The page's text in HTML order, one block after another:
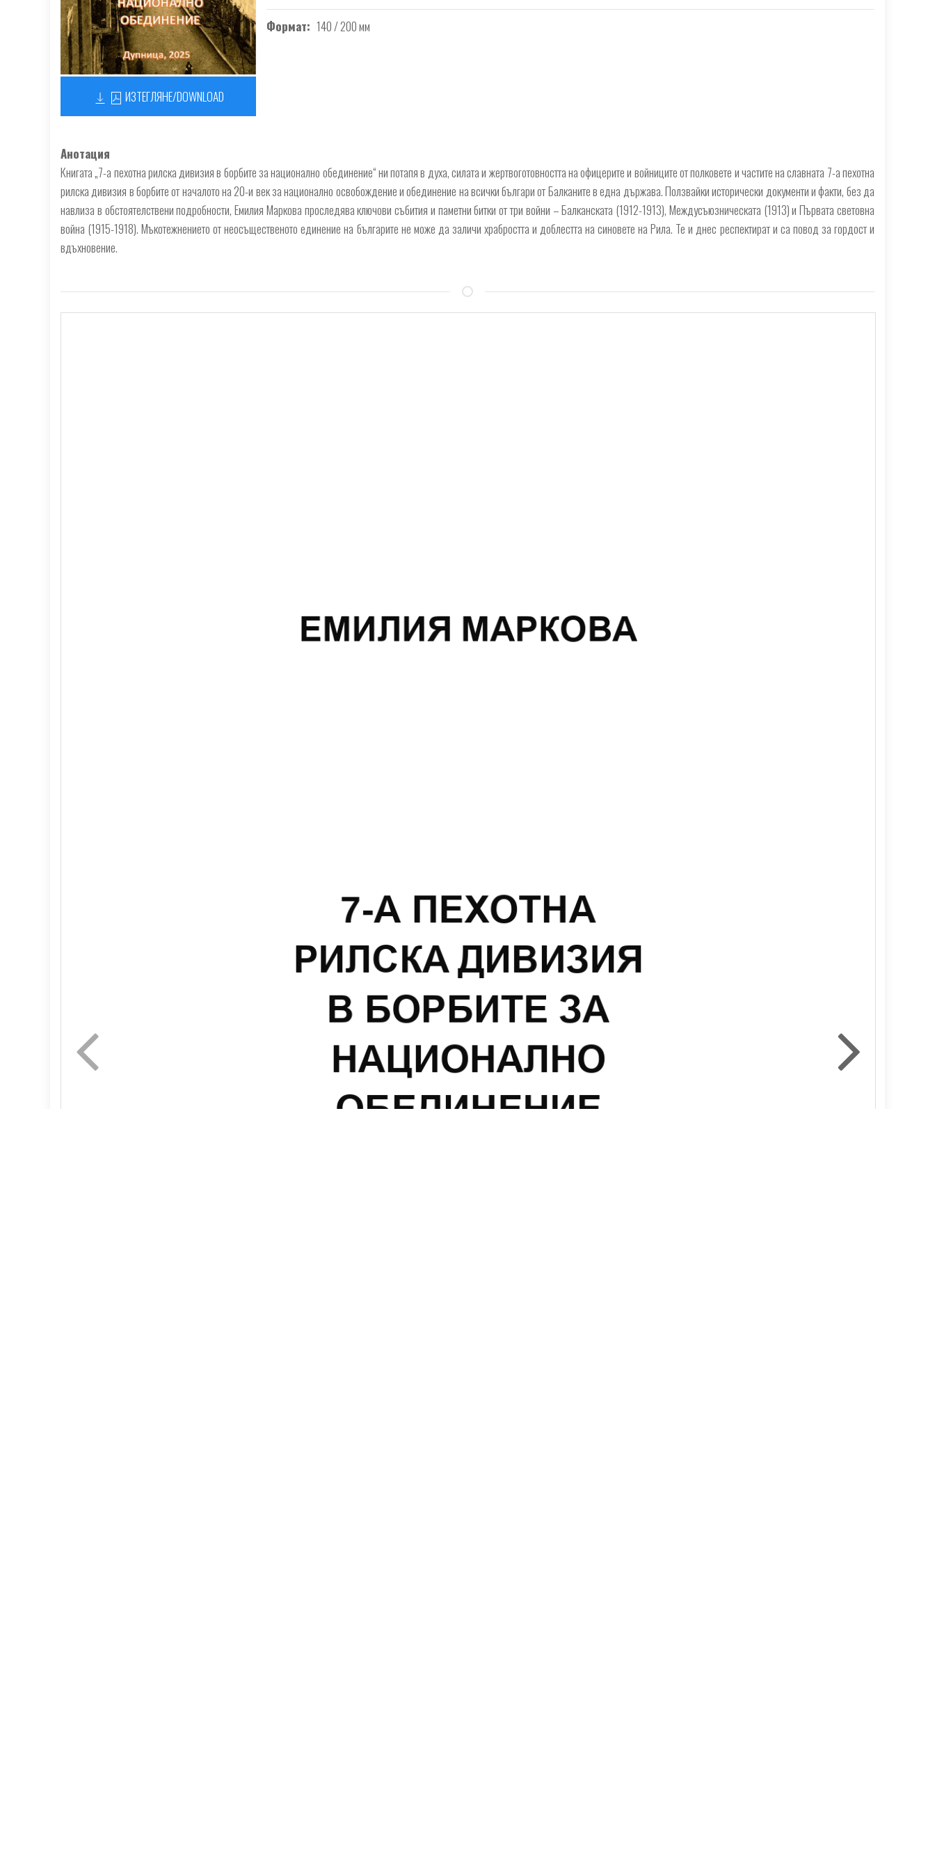
ИЗТЕГЛЯНЕ/DOWNLOAD
Формат 140 / 200 мм
Анотация
Книгата „7-а пехотна рилска дивизия в борбите за национално обединение“ ни потапя в духа, силата и жертвоготовността на офицерите и войниците от полковете и частите на славната 7-а пехотна
рилска дивизия в борбите от началото на 20-и век за национално освобождение и обединение на всички българи от Балканите в една държава. Ползвайки исторически документи и факти, без да
навлиза в обстоятелствени подробности, Емилия Маркова проследява ключови събития и паметни битки от три войни – Балканската (1912-1913), Междусъюзническата (1913) и Първата световна
война (1915-1918). Мъкотежнението от неосъщественото единение на българите не може да заличи храбростта и доблестта на синовете на Рила. Те и днес респектират и са повод за гордост и
вдъхновение.